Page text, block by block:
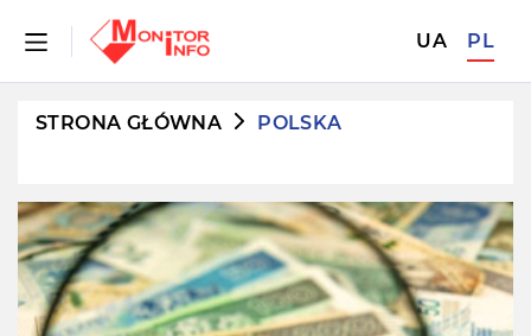
UA PL
STRONA GŁÓWNA POLSKA